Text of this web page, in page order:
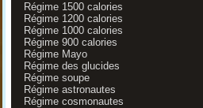
Régime 1500 calories
Régime 1200 calories
Régime 1000 calories
Régime 900 calories
Régime Mayo
Régime des glucides
Régime soupe
Régime astronautes
Régime cosmonautes